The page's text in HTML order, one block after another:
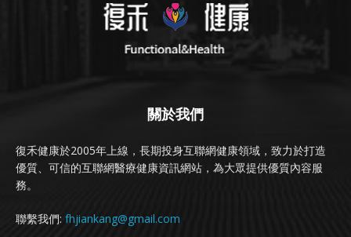
關於我們
復禾健康於2005年上線，長期投身互聯網健康領域，致力於打造
優質、可信的互聯網醫療健康資訊網站，為大眾提供優質內容服
務。
聯繫我們: fhjiankang@gmail.com